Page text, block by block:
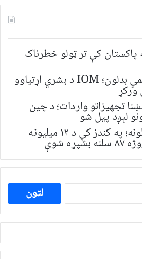
کې تر ټولو خطرناک
افغانستان کې اقلیمي بدلون؛ IOM د بشري اړتیاوو
ورکړ
تجهیزاتو واردات؛ د چین
د چغه او آقتاش پلونه؛ په کندز کې د ۱۲ میلیونه
شوې
ددی
لپاره
لټون: